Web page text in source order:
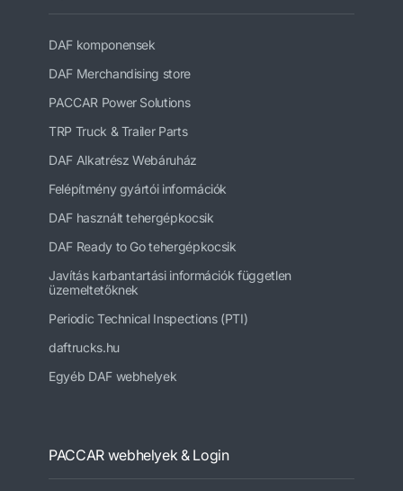
DAF komponensek
DAF Merchandising store
PACCAR Power Solutions
TRP Truck & Trailer Parts
DAF Alkatrész Webáruház
Felépítmény gyártói információk
DAF használt tehergépkocsik
DAF Ready to Go tehergépkocsik
Javítás karbantartási információk független
üzemeltetőknek
Periodic Technical Inspections (PTI)
daftrucks.hu
Egyéb DAF webhelyek
PACCAR webhelyek & Login